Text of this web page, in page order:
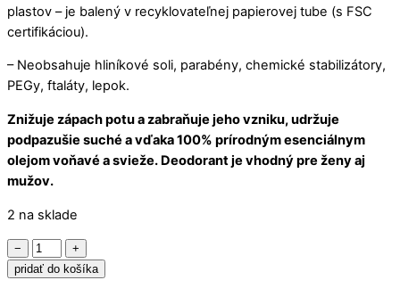
plastov – je balený v recyklovateľnej papierovej tube (s FSC
certifikáciou).
– Neobsahuje hliníkové soli, parabény, chemické stabilizátory,
PEGy, ftaláty, lepok.
Znižuje zápach potu a zabraňuje jeho vzniku, udržuje
podpazušie suché a vďaka 100% prírodným esenciálnym
olejom voňavé a svieže. Deodorant je vhodný pre ženy aj
mužov.
2 na sklade
−
množstvo
Ben&Anna
+
pridať do košíka